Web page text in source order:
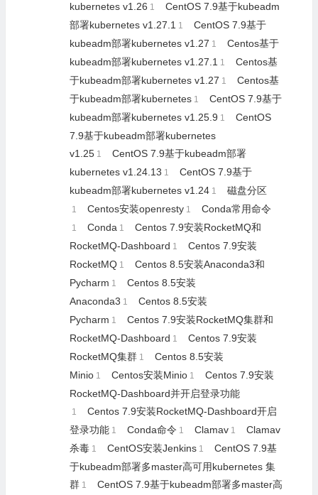
kubernetes v1.26 1
CentOS 7.9基于kubeadm
部署kubernetes v1.27.1 1
CentOS 7.9基于
kubeadm部署kubernetes v1.27 1
Centos基于
kubeadm部署kubernetes v1.27.1 1
Centos基
于kubeadm部署kubernetes v1.27 1
Centos基
于kubeadm部署kubernetes 1
CentOS 7.9基于
kubeadm部署kubernetes v1.25.9 1
CentOS
7.9基于kubeadm部署kubernetes
v1.25 1
CentOS 7.9基于kubeadm部署
kubernetes v1.24.13 1
CentOS 7.9基于
kubeadm部署kubernetes v1.24 1 磁盘分区
1 Centos安装openresty 1 Conda常用命令
1 Conda 1
Centos 7.9安装RocketMQ和
RocketMQ-Dashboard 1
Centos 7.9安装
RocketMQ 1
Centos 8.5安装Anaconda3和
Pycharm 1
Centos 8.5安装
Anaconda3 1
Centos 8.5安装
Pycharm 1
Centos 7.9安装RocketMQ集群和
RocketMQ-Dashboard 1
Centos 7.9安装
RocketMQ集群 1
Centos 8.5安装
Minio 1 Centos安装Minio 1
Centos 7.9安装
RocketMQ-Dashboard并开启登录功能
1
Centos 7.9安装RocketMQ-Dashboard开启
登录功能 1 Conda命令 1 Clamav 1
Clamav
杀毒 1 CentOS安装Jenkins 1
CentOS 7.9基
于kubeadm部署多master高可用kubernetes 集
群 1
CentOS 7.9基于kubeadm部署多master高